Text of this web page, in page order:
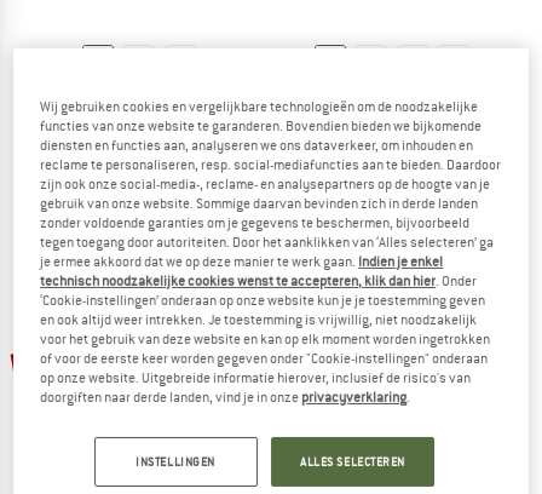
TROLLKIDS
Kid's Kjerag Hiker
Wandelschoenen
€ 64,95
4,6(14)
TROLLKIDS
Kid's Skarvan Hiker Low XT
Multisportschoenen
€ 69,95vanaf € 41,97
5,0(2)
tot -35% tot -35%
Wij gebruiken cookies en vergelijkbare technologieën om de noodzakelijke
functies van onze website te garanderen. Bovendien bieden we bijkomende
diensten en functies aan, analyseren we ons dataverkeer, om inhouden en
reclame te personaliseren, resp. social-mediafuncties aan te bieden. Daardoor
zijn ook onze social-media-, reclame- en analysepartners op de hoogte van je
gebruik van onze website. Sommige daarvan bevinden zich in derde landen
zonder voldoende garanties om je gegevens te beschermen, bijvoorbeeld
tegen toegang door autoriteiten. Door het aanklikken van ‘Alles selecteren’ ga
je ermee akkoord dat we op deze manier te werk gaan. Indien je enkel
technisch noodzakelijke cookies wenst te accepteren, klik dan hier. Onder
‘Cookie-instellingen’ onderaan op onze website kun je je toestemming geven
en ook altijd weer intrekken. Je toestemming is vrijwillig, niet noodzakelijk
voor het gebruik van deze website en kan op elk moment worden ingetrokken
of voor de eerste keer worden gegeven onder "Cookie-instellingen" onderaan
op onze website. Uitgebreide informatie hierover, inclusief de risico's van
doorgiften naar derde landen, vind je in onze privacyverklaring.
INSTELLINGEN ALLES SELECTEREN